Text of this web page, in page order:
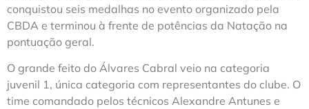
conquistou seis medalhas no evento organizado pela
CBDA e terminou à frente de potências da Natação na
pontuação geral.
O grande feito do Álvares Cabral veio na categoria
juvenil 1, única categoria com representantes do clube. O
time comandado pelos técnicos Alexandre Antunes e